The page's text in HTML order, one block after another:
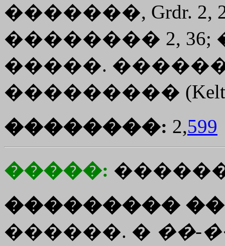
�������, Grdr. 2,
�������� 2, 36;
�����.
��������� (Kelt.
��������: 2,599
�����:
���������
������. � ��-